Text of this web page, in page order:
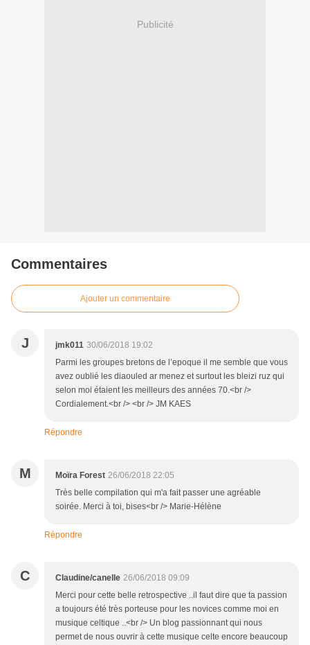
Publicité
Commentaires
Ajouter un commentaire
J jmk011 30/06/2018 19:02
Parmi les groupes bretons de l’epoque il me semble que vous
avez oublié les diaouled ar menez et surtout les bleizi ruz qui
selon moi étaient les meilleurs des années 70.<br />
Cordialement.<br /> <br /> JM KAES
Répondre
M Moïra Forest 26/06/2018 22:05
Très belle compilation qui m'a fait passer une agréable
soirée. Merci à toi, bises<br /> Marie-Hélène
Répondre
C Claudine/canelle 26/06/2018 09:09
Merci pour cette belle retrospective ..il faut dire que ta passion
a toujours été très porteuse pour les novices comme moi en
musique celtique ..<br /> Un blog passionnant qui nous
permet de nous ouvrir à cette musique celte encore beaucoup